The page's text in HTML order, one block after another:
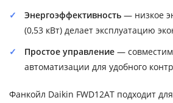
Энергоэффективность — низкое
(0,53 кВт) делает эксплуатацию
Простое управление —
автоматизации для удобного
Фанкойл Daikin FWD12AT подходит